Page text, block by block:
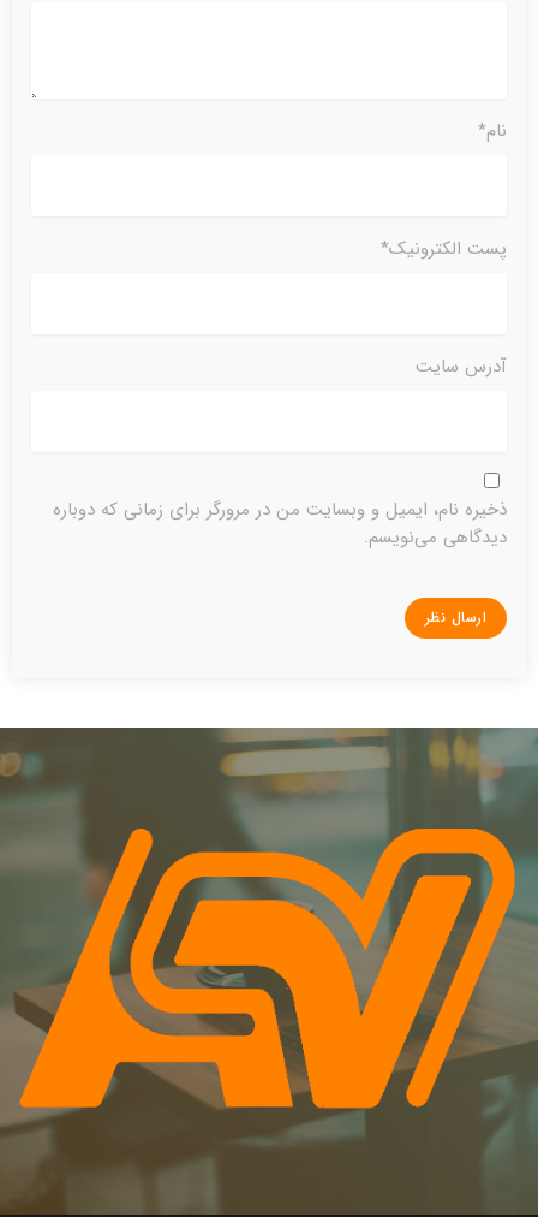
نام*
پست الکترونیک*
آدرس سایت
ذخیره نام، ایمیل و وبسایت من در مرورگر برای زمانی که دوباره
دیدگاهی می‌نویسم.